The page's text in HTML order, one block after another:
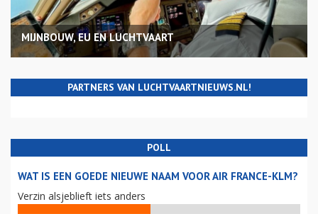
MIJNBOUW, EU EN LUCHTVAART
PARTNERS VAN LUCHTVAARTNIEUWS.NL!
POLL
WAT IS EEN GOEDE NIEUWE NAAM VOOR AIR FRANCE-KLM?
Verzin alsjeblieft iets anders